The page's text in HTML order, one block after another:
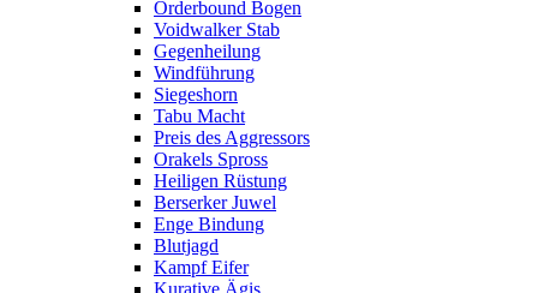
Orderbound Bogen
Voidwalker Stab
Gegenheilung
Windführung
Siegeshorn
Tabu Macht
Preis des Aggressors
Orakels Spross
Heiligen Rüstung
Berserker Juwel
Enge Bindung
Blutjagd
Kampf Eifer